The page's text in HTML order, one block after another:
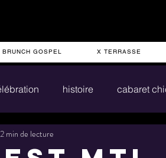
BRUNCH GOSPEL X TERRASSE
histoire cabaret
2 min de lecture